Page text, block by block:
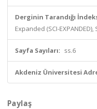
Derginin Tarandığı
Expanded (SCI-EXPANDED),
Sayfa Sayıları: ss.6
Akdeniz Üniversitesi
Paylaş